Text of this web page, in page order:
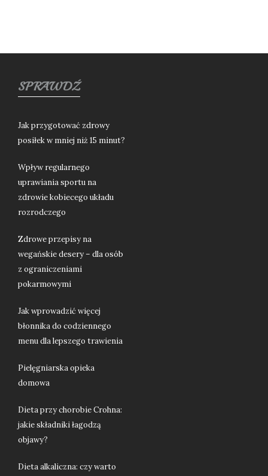
SPRAWDŹ
Jak przygotować zdrowy
posiłek w mniej niż 15 minut?
Wpływ regularnego
uprawiania sportu na
zdrowie kobiecego układu
rozrodczego
Zdrowe przepisy na
wegańskie desery – dla osób
z ograniczeniami
pokarmowymi
Jak wprowadzić więcej
błonnika do codziennego
menu dla lepszego trawienia
Pielęgniarska opieka
domowa
Dieta przy chorobie Crohna:
jakie składniki łagodzą
objawy?
Dieta alkaliczna: czy warto